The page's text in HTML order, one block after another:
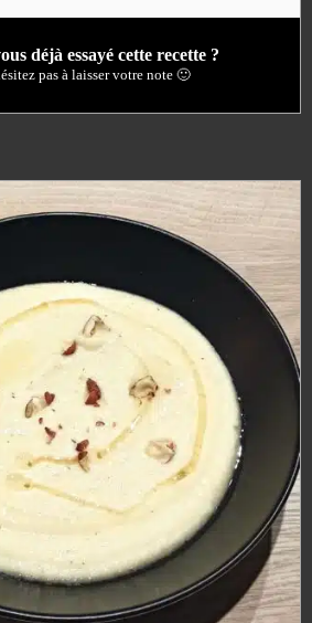
déjà essayé cette recette ?
pas à laisser votre note 🙂